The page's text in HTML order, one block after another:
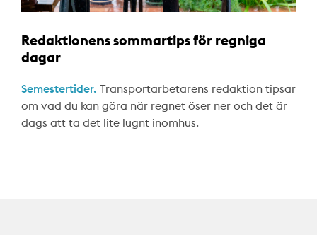
Redaktionens sommartips för regniga
dagar
Semestertider. Transportarbetarens redaktion tipsar
om vad du kan göra när regnet öser ner och det är
dags att ta det lite lugnt inomhus.